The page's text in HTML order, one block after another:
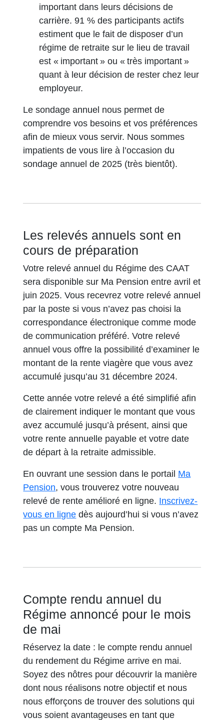
important dans leurs décisions de
carrière. 91 % des participants actifs
estiment que le fait de disposer d’un
régime de retraite sur le lieu de travail
est « important » ou « très important »
quant à leur décision de rester chez leur
employeur.
Le sondage annuel nous permet de
comprendre vos besoins et vos préférences
afin de mieux vous servir. Nous sommes
impatients de vous lire à l’occasion du
sondage annuel de 2025 (très bientôt).
Les relevés annuels sont en
cours de préparation
Votre relevé annuel du Régime des CAAT
sera disponible sur Ma Pension entre avril et
juin 2025. Vous recevrez votre relevé annuel
par la poste si vous n’avez pas choisi la
correspondance électronique comme mode
de communication préféré. Votre relevé
annuel vous offre la possibilité d’examiner le
montant de la rente viagère que vous avez
accumulé jusqu’au 31 décembre 2024.
Cette année votre relevé a été simplifié afin
de clairement indiquer le montant que vous
avez accumulé jusqu’à présent, ainsi que
votre rente annuelle payable et votre date
de départ à la retraite admissible.
En ouvrant une session dans le portail Ma
Pension, vous trouverez votre nouveau
relevé de rente amélioré en ligne. Inscrivez-
vous en ligne dès aujourd’hui si vous n’avez
pas un compte Ma Pension.
Compte rendu annuel du
Régime annoncé pour le mois
de mai
Réservez la date : le compte rendu annuel
du rendement du Régime arrive en mai.
Soyez des nôtres pour découvrir la manière
dont nous réalisons notre objectif et nous
nous efforçons de trouver des solutions qui
vous soient avantageuses en tant que